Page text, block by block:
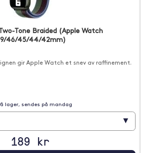
Tone Braided (Apple Watch
46/45/44/42mm)
gir Apple Watch et snev av raffinement.
lager, sendes på mandag
▾
189 kr